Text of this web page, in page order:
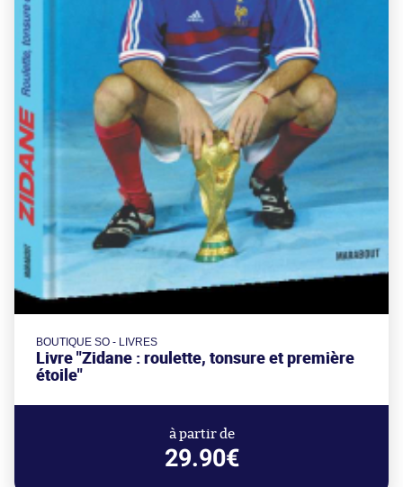
BOUTIQUE SO - LIVRES
Livre "Zidane : roulette, tonsure et première
étoile"
à partir de
29.90€